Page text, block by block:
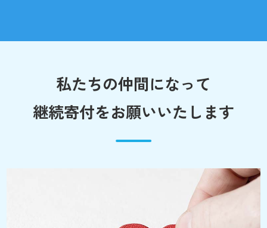
私たちの仲間になって
継続寄付をお願いいたします